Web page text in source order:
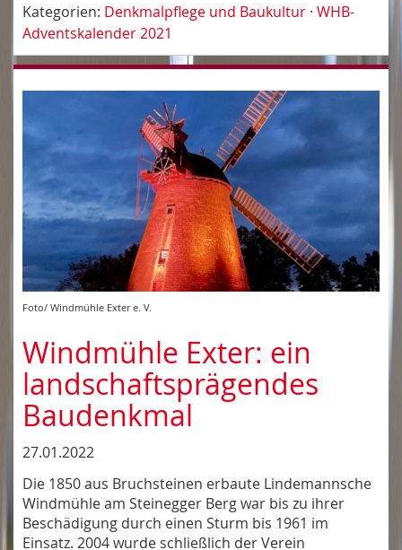
Kategorien: Denkmalpflege und Baukultur · WHB-
Adventskalender 2021
Foto/ Windmühle Exter e. V.
Windmühle Exter: ein
landschaftsprägendes
Baudenkmal
27.01.2022
Die 1850 aus Bruchsteinen erbaute Lindemannsche
Windmühle am Steinegger Berg war bis zu ihrer
Beschädigung durch einen Sturm bis 1961 im
Einsatz. 2004 wurde schließlich der Verein